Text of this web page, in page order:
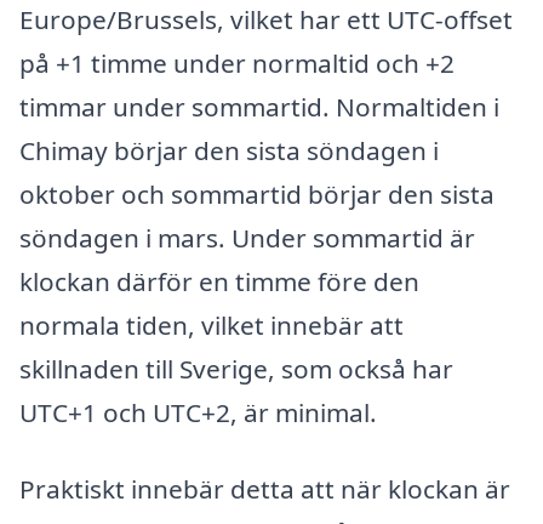
Europe/Brussels, vilket har ett UTC-offset
på +1 timme under normaltid och +2
timmar under sommartid. Normaltiden i
Chimay börjar den sista söndagen i
oktober och sommartid börjar den sista
söndagen i mars. Under sommartid är
klockan därför en timme före den
normala tiden, vilket innebär att
skillnaden till Sverige, som också har
UTC+1 och UTC+2, är minimal.
Praktiskt innebär detta att när klockan är